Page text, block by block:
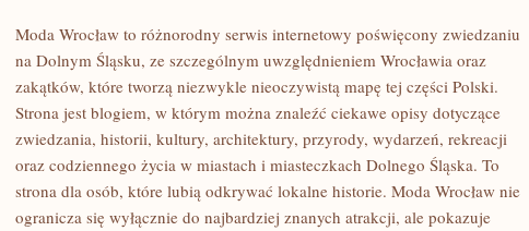
ZGORZELEC
Moda Wrocław to różnorodny serwis internetowy poświęcony zwiedzaniu
na Dolnym Śląsku, ze szczególnym uwzględnieniem Wrocławia oraz
zakątków, które tworzą niezwykle nieoczywistą mapę tej części Polski.
Strona jest blogiem, w którym można znaleźć ciekawe opisy dotyczące
zwiedzania, historii, kultury, architektury, przyrody, wydarzeń, rekreacji
oraz codziennego życia w miastach i miasteczkach Dolnego Śląska. To
strona dla osób, które lubią odkrywać lokalne historie. Moda Wrocław nie
ogranicza się wyłącznie do najbardziej znanych atrakcji, ale pokazuje